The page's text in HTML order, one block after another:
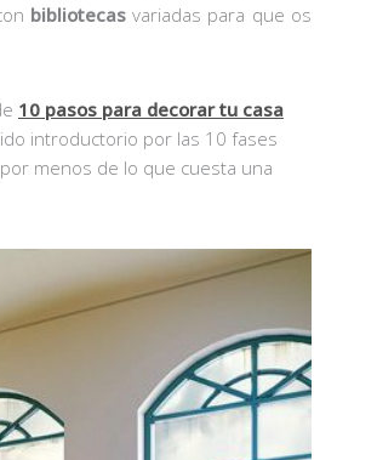
bibliotecas variadas para que os
10 pasos para decorar tu casa
introductorio por las 10 fases
menos de lo que cuesta una